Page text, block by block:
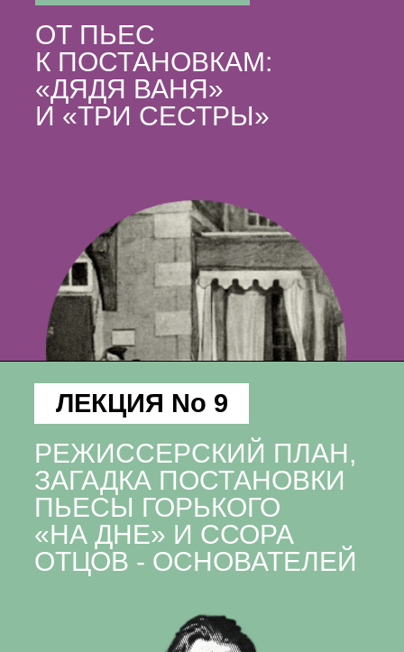
ОТ ПЬЕС
К ПОСТАНОВКАМ:
«ДЯДЯ ВАНЯ»
И «ТРИ СЕСТРЫ»
ЛЕКЦИЯ No 9
РЕЖИССЕРСКИЙ ПЛАН,
ЗАГАДКА ПОСТАНОВКИ
ПЬЕСЫ ГОРЬКОГО
«НА ДНЕ» И ССОРА
ОТЦОВ - ОСНОВАТЕЛЕЙ